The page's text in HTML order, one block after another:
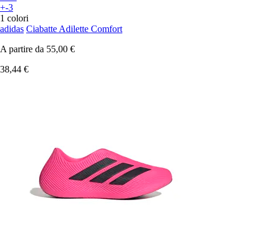
+-3
1 colori
adidas Ciabatte Adilette Comfort
A partire da 55,00 €
38,44 €